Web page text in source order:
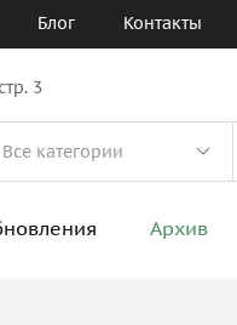
Блог Контакты
3
Архив